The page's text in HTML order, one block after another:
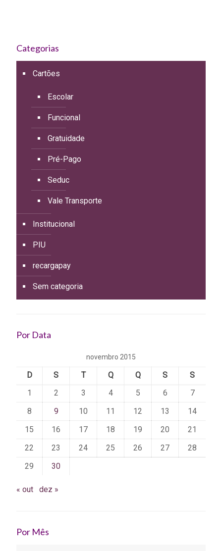
Categorias
Cartões
Escolar
Funcional
Gratuidade
Pré-Pago
Seduc
Vale Transporte
Institucional
PIU
recargapay
Sem categoria
Por Data
novembro 2015
D S T Q Q S
S
1
2 3 4 5 6
7
8
9 10 11 12 13
14
15
16 17 18 19 20
21
22
23 24 25 26 27
28
29
30
« out dez »
Por Mês